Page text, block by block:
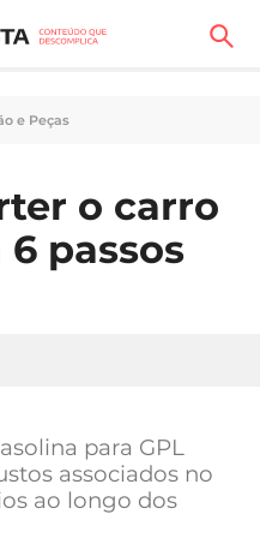
e Peças
o carro
6 passos
para GPL
associados no
ao longo dos